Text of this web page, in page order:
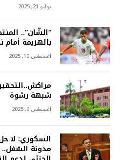
يوليو 21, 2025
“الشّان”..
بالهزيمة أمام
أغسطس 10, 2025
شبهة رشوة
أغسطس 9, 2025
السكوري: لا
مدونة الشغل..